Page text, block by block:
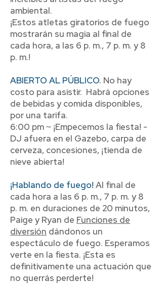
ambiental.
¡Estos atletas giratorios de fuego
mostrarán su magia al final de
cada hora, a las 6 p. m., 7 p. m. y 8
p. m.!
ABIERTO AL PÚBLICO. No hay
costo para asistir. Habrá opciones
de bebidas y comida disponibles,
por una tarifa.
6:00 pm ~ ¡Empecemos la fiesta! -
DJ afuera en el Gazebo, carpa de
cerveza, concesiones, ¡tienda de
nieve abierta!
¡Hablando de fuego! Al final de
cada hora a las 6 p. m., 7 p. m. y 8
p. m. en duraciones de 20 minutos,
Paige y Ryan de Funciones de
diversión dándonos un
espectáculo de fuego. Esperamos
verte en la fiesta. ¡Esta es
definitivamente una actuación que
no querrás perderte!